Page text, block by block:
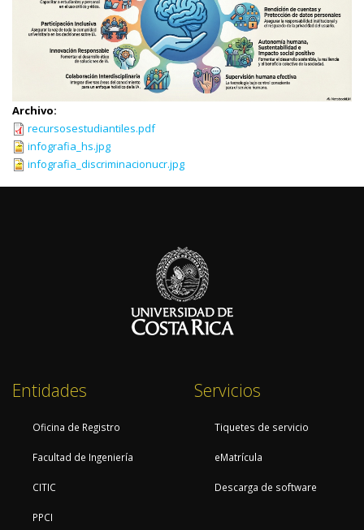
Archivo:
recursosestudiantiles.pdf
infografia_hs.jpg
infografia_discriminacionucr.jpg
Entidades
Oficina de Registro
Facultad de Ingeniería
CITIC
PPCI
Servicios
Tiquetes de servicio
eMatrícula
Descarga de software